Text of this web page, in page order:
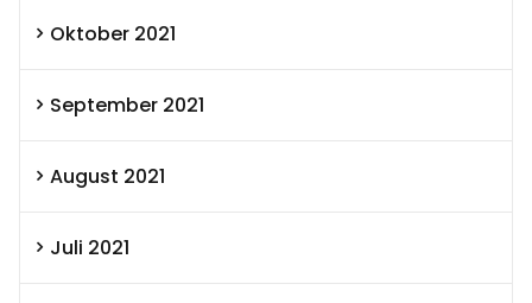
Oktober 2021
September 2021
August 2021
Juli 2021